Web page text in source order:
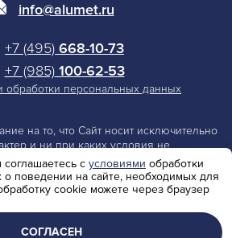
info@alumet.ru
+7 (495) 668-10-73
+7 (985)100-62-53
обработки персональных данных
на то, что Сайт носит исключительно
и ни при каких условия не
определяемой положениями
Кодекса Российской Федерации.
за собой право изменять параметры
с условиями обработки
поведении на сайте, необходимых для
cookie можете через браузер
СОГЛАСЕН